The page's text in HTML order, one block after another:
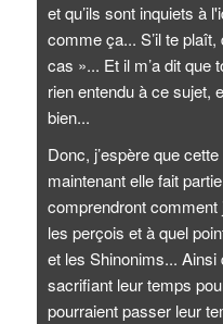
et qu’ils sont inquiets à
comme ça... S’il te
cas »... Et il m’a dit que
rien entendu à ce sujet,
bien...
Donc, j’espère que
maintenant elle fait
comprendront
les perçois et à quel
et les Shinonims...
sacrifiant leur temps
pourraient passer leur